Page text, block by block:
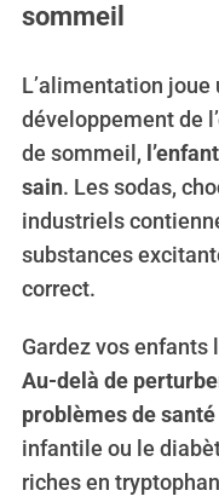
sommeil
L’alimentation joue
développement de
de sommeil,
sain. Les sodas,
industriels
substances
correct.
Gardez vos
Au-delà de
problèmes de
infantile ou le
riches en